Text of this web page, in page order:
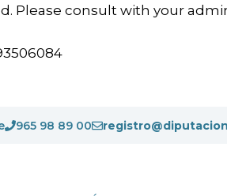
Please consult with your
965 98 89 00